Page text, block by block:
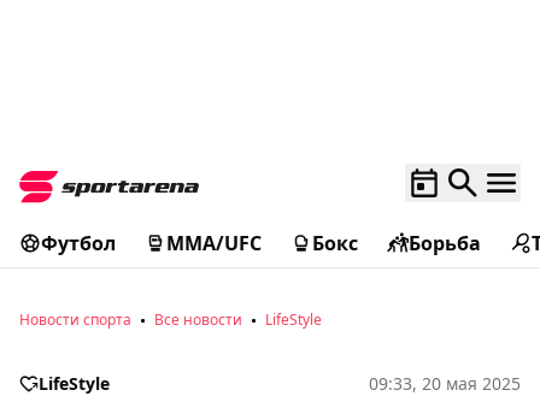
Футбол MMA/UFC Бокс Борьба
Новости спорта Все новости LifeStyle
LifeStyle 09:33, 20 мая 2025